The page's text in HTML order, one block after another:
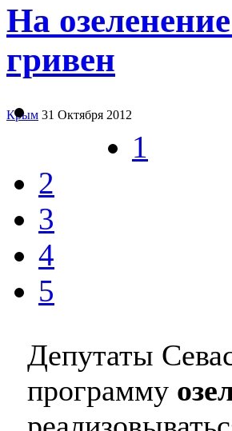
На
гривен
Крым 31 Октября 2012
1
2
3
4
5
Депутаты
программу